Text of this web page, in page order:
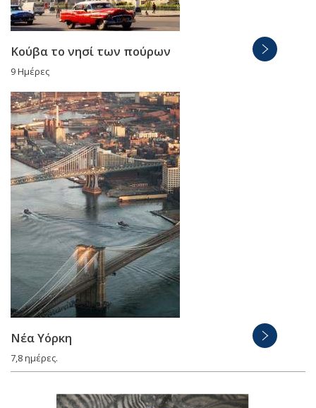
Κούβα το νησί των πούρων
9 Ημέρες
Νέα Υόρκη
7,8 ημέρες.